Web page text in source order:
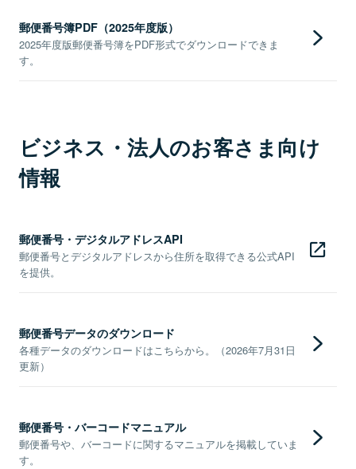
郵便番号簿PDF（2025年度版）
2025年度版郵便番号簿をPDF形式でダウンロードできま
す。
ビジネス・法人のお客さま向け
情報
郵便番号・デジタルアドレスAPI
郵便番号とデジタルアドレスから住所を取得できる公式API
を提供。
郵便番号データのダウンロード
各種データのダウンロードはこちらから。（2026年7月31日
更新）
郵便番号・バーコードマニュアル
郵便番号や、バーコードに関するマニュアルを掲載していま
す。